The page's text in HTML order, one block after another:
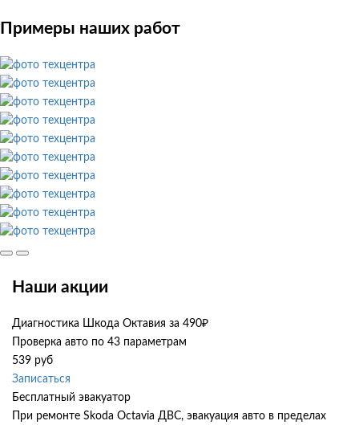
Примеры наших работ
Наши акции
Диагностика Шкода Октавия за 490₽
Проверка авто по 43 параметрам
539 руб
Записаться
Бесплатный эвакуатор
При ремонте Skoda Octavia ДВС, эвакуация авто в пределах